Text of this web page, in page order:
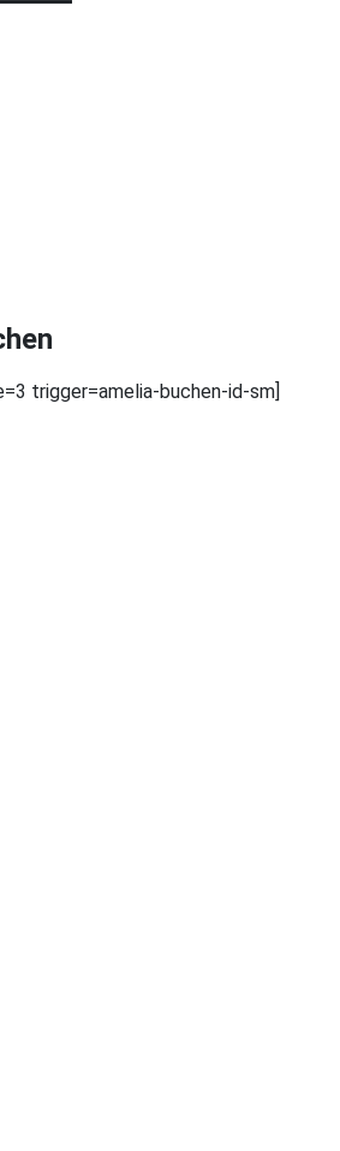
trigger=amelia-buchen-id-sm]